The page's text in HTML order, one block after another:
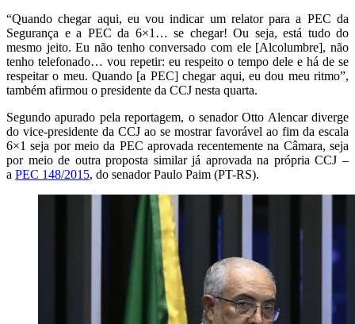
“Quando chegar aqui, eu vou indicar um relator para a PEC da
Segurança e a PEC da 6×1… se chegar! Ou seja, está tudo do
mesmo jeito. Eu não tenho conversado com ele [Alcolumbre], não
tenho telefonado… vou repetir: eu respeito o tempo dele e há de se
respeitar o meu. Quando [a PEC] chegar aqui, eu dou meu ritmo”,
também afirmou o presidente da CCJ nesta quarta.
Segundo apurado pela reportagem, o senador Otto Alencar diverge
do vice-presidente da CCJ ao se mostrar favorável ao fim da escala
6×1 seja por meio da PEC aprovada recentemente na Câmara, seja
por meio de outra proposta similar já aprovada na própria CCJ –
a PEC 148/2015, do senador Paulo Paim (PT-RS).